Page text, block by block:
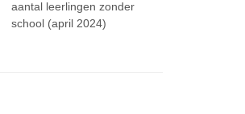
aantal leerlingen zonder
school (april 2024)